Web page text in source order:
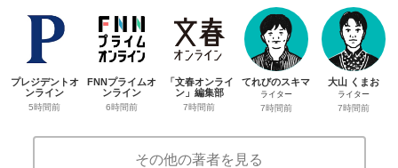
プレジデントオ
ンライン
5時間前
FNNプライムオ
ンライン
6時間前
「文春オンライ
ン」編集部
7時間前
てれびのスキマ
ライター
7時間前
大山 くまお
ライター
7時間前
その他の著者を見る